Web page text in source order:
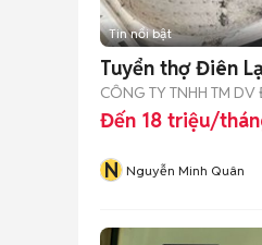
Tin nổi bật
Tuyển thợ Điên
CÔNG TY TNHH TM DV
Đến 18 triệu/
N Nguyễn Minh Quân